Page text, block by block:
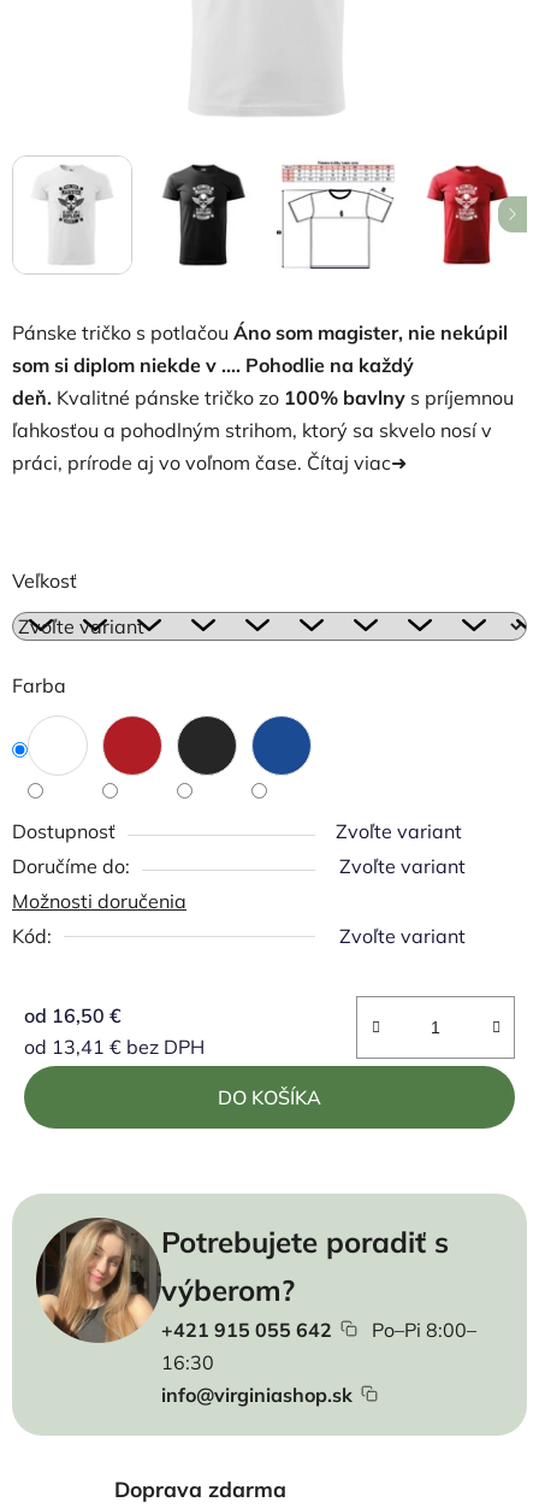
Pánske tričko s potlačou Áno som magister, nie nekúpil
som si diplom niekde v .... Pohodlie na každý
deň. Kvalitné pánske tričko zo 100% bavlny s príjemnou
ľahkosťou a pohodlným strihom, ktorý sa skvelo nosí v
práci, prírode aj vo voľnom čase. Čítaj viac➜
Veľkosť
Farba
Dostupnosť
Zvoľte variant
Zvoľte variant
Možnosti doručenia
Kód:
Zvoľte variant
od 16,50 €
od 13,41 € bez DPH
Jednotková cena:
DO KOŠÍKA
Potrebujete poradiť s
výberom?
+421 915 055 642
Po–Pi 8:00–
16:30
info@virginiashop.sk
Doprava zdarma